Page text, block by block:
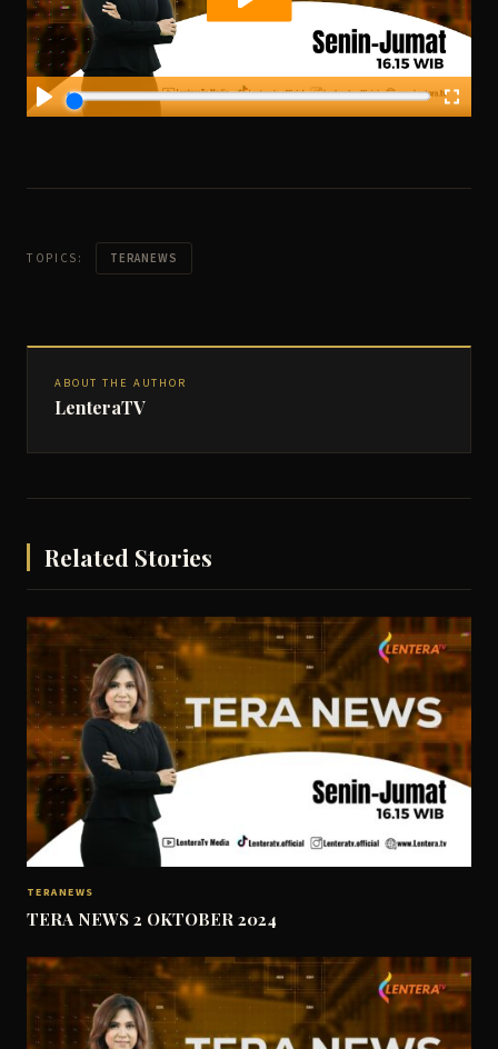
TOPICS: TERANEWS
ABOUT THE AUTHOR
LenteraTV
Related Stories
TERANEWS
TERA NEWS 2 OKTOBER 2024